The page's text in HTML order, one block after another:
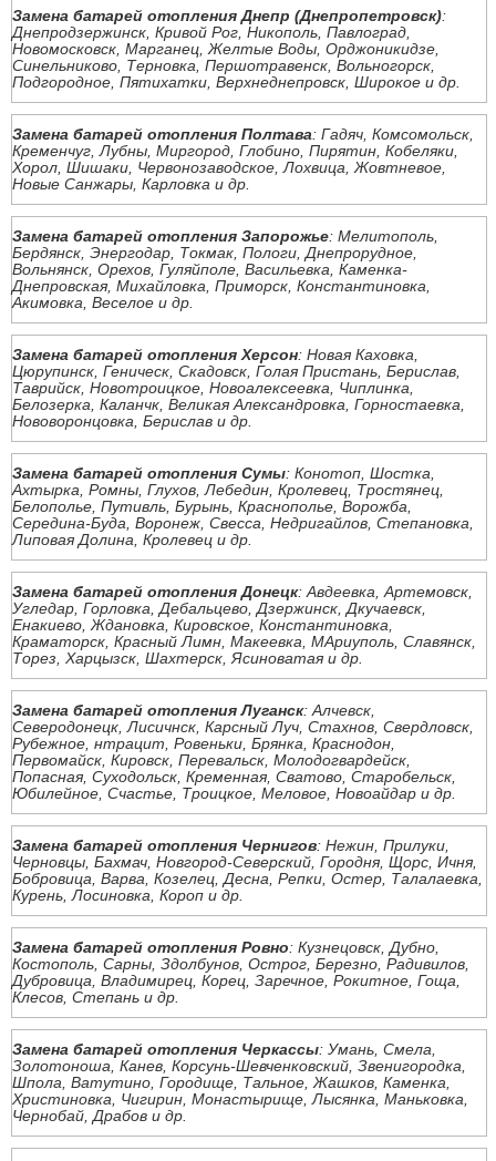
Замена батарей отопления Днепр (Днепропетровск):
Днепродзержинск, Кривой Рог, Никополь, Павлоград,
Новомосковск, Марганец, Желтые Воды, Орджоникидзе,
Синельниково, Терновка, Першотравенск, Вольногорск,
Подгородное, Пятихатки, Верхнеднепровск, Широкое и др.
Замена батарей отопления Полтава: Гадяч, Комсомольск,
Кременчуг, Лубны, Миргород, Глобино, Пирятин, Кобеляки,
Хорол, Шишаки, Червонозаводское, Лохвица, Жовтневое,
Новые Санжары, Карловка и др.
Замена батарей отопления Запорожье: Мелитополь,
Бердянск, Энергодар, Токмак, Пологи, Днепрорудное,
Вольнянск, Орехов, Гуляйполе, Васильевка, Каменка-
Днепровская, Михайловка, Приморск, Константиновка,
Акимовка, Веселое и др.
Замена батарей отопления Херсон: Новая Каховка,
Цюрупинск, Геническ, Скадовск, Голая Пристань, Берислав,
Таврийск, Новотроицкое, Новоалексеевка, Чиплинка,
Белозерка, Каланчк, Великая Александровка, Горностаевка,
Нововоронцовка, Берислав и др.
Замена батарей отопления Сумы: Конотоп, Шостка,
Ахтырка, Ромны, Глухов, Лебедин, Кролевец, Тростянец,
Белополье, Путивль, Бурынь, Краснополье, Ворожба,
Середина-Буда, Воронеж, Свесса, Недригайлов, Степановка,
Липовая Долина, Кролевец и др.
Замена батарей отопления Донецк: Авдеевка, Артемовск,
Угледар, Горловка, Дебальцево, Дзержинск, Дкучаевск,
Енакиево, Ждановка, Кировское, Константиновка,
Краматорск, Красный Лимн, Макеевка, МАриуполь, Славянск,
Торез, Харцызск, Шахтерск, Ясиноватая и др.
Замена батарей отопления Луганск: Алчевск,
Северодонецк, Лисичнск, Карсный Луч, Стахнов, Свердловск,
Рубежное, нтрацит, Ровеньки, Брянка, Краснодон,
Первомайск, Кировск, Перевальск, Молодогвардейск,
Попасная, Суходольск, Кременная, Сватово, Старобельск,
Юбилейное, Счастье, Троицкое, Меловое, Новоайдар и др.
Замена батарей отопления Чернигов: Нежин, Прилуки,
Черновцы, Бахмач, Новгород-Северский, Городня, Щорс, Ичня,
Бобровица, Варва, Козелец, Десна, Репки, Остер, Талалаевка,
Курень, Лосиновка, Короп и др.
Замена батарей отопления Ровно: Кузнецовск, Дубно,
Костополь, Сарны, Здолбунов, Острог, Березно, Радивилов,
Дубровица, Владимирец, Корец, Заречное, Рокитное, Гоща,
Клесов, Степань и др.
Замена батарей отопления Черкассы: Умань, Смела,
Золотоноша, Канев, Корсунь-Шевченковский, Звенигородка,
Шпола, Ватутино, Городище, Тальное, Жашков, Каменка,
Христиновка, Чигирин, Монастырище, Лысянка, Маньковка,
Чернобай, Драбов и др.